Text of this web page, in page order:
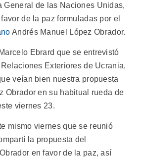
General de las Naciones Unidas,
de la paz formuladas por el
Andrés Manuel López Obrador.
Ebrard que se entrevistó
Exteriores de Ucrania,
veían bien nuestra propuesta
Obrador en su habitual rueda de
viernes 23.
mismo viernes que se reunió
la propuesta del
en favor de la paz, así